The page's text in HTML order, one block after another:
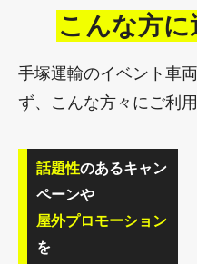
こんな方
手塚運輸のイベント車
ず、こんな方々にご利
話題性のあるキャン
ペーンや
屋外プロモーション
を